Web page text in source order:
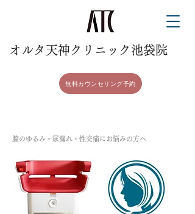
​オルタ天神クリニック池袋院
無料カウンセリング予約
膣のゆるみ・尿漏れ・性交痛にお悩みの方へ